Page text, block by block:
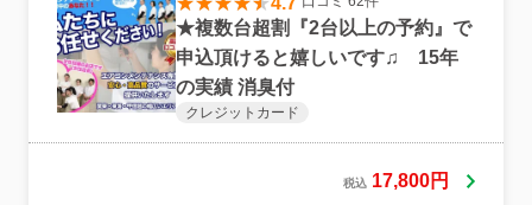
★複数台超割『2台以上の予約』で
申込頂けると嬉しいです♫ 15年
の実績 消臭付
クレジットカード
税込 17,800円